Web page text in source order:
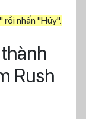
rồi nhấn "Hủy".
Rush